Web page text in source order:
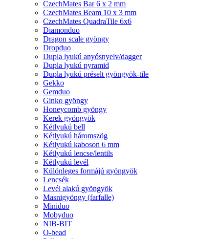
CzechMates Bar 6 x 2 mm
CzechMates Beam 10 x 3 mm
CzechMates QuadraTile 6x6
Diamonduo
Dragon scale gyöngy
Dropduo
Dupla lyukú anyósnyelv/dagger
Dupla lyukú pyramid
Dupla lyukú préselt gyöngyök-tile
Gekko
Gemduo
Ginko gyöngy
Honeycomb gyöngy
Kerek gyöngyök
Kétlyukú bell
Kétlyukú háromszög
Kétlyukú kaboson 6 mm
Kétlyukú lencse/lentils
Kétlyukú levél
Különleges formájú gyöngyök
Lencsék
Levél alakú gyöngyök
Masnigyöngy (farfalle)
Miniduo
Mobyduo
NIB-BIT
O-bead